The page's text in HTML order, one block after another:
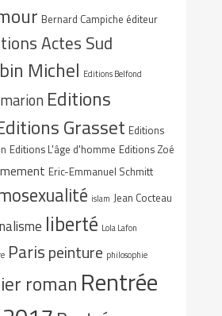
Bernard Campiche éditeur
Actes Sud
Michel Editions Belfond
Editions
Grasset Editions
Editions L'âge d'homme Editions Zoé
Eric-Emmanuel Schmitt
islam Jean Cocteau
liberté Lola Lafon
Parispeinture philosophie
roman Rentrée